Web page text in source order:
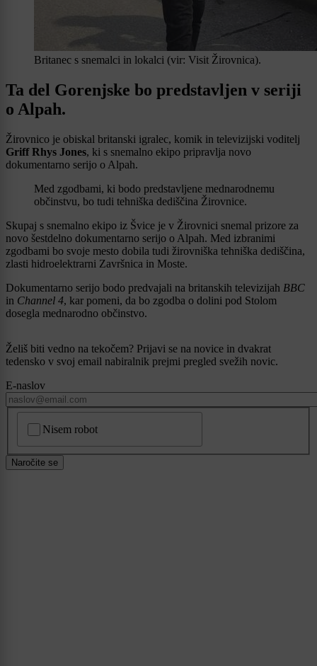
Britanec s snemalci in lokalci (vir: Visit Žirovnica).
Ta del Gorenjske bo predstavljen v seriji
o Alpah.
Žirovnico je obiskal britanski igralec, komik in televizijski voditelj
Griff Rhys Jones, ki s snemalno ekipo pripravlja novo
dokumentarno serijo o Alpah.
Med zgodbami, ki bodo predstavljene mednarodnemu
občinstvu, bo tudi tehniška dediščina Žirovnice.
Skupaj s snemalno ekipo iz Švice je v Žirovnici snemal prizore za
novo šestdelno dokumentarno serijo o Alpah. Med izbranimi
zgodbami bo svoje mesto dobila tudi žirovniška tehniška dediščina,
zlasti hidroelektrarni Završnica in Moste.
Dokumentarno serijo bodo predvajali na britanskih televizijah BBC
in Channel 4, kar pomeni, da bo zgodba o dolini pod Stolom
dosegla mednarodno občinstvo.
Želiš biti vedno na tekočem? Prijavi se na novice in dvakrat
tedensko v svoj email nabiralnik prejmi pregled svežih novic.
E-naslov
Nisem robot
Naročite se